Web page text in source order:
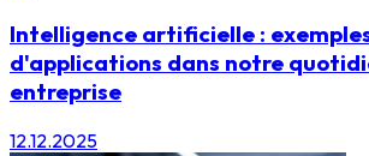
Intelligence artificielle :
d'applications dans notre
entreprise
12.12.2025